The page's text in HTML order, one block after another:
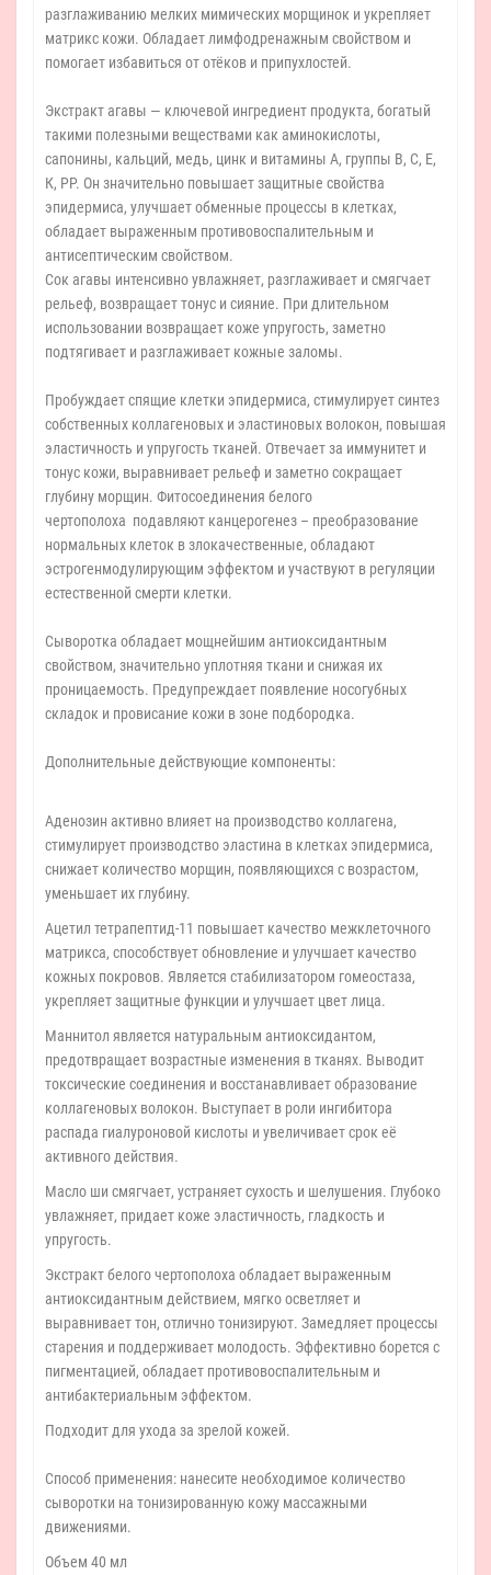
разглаживанию мелких мимических морщинок и укрепляет
матрикс кожи. Обладает лимфодренажным свойством и
помогает избавиться от отёков и припухлостей.
Экстракт агавы — ключевой ингредиент продукта, богатый
такими полезными веществами как аминокислоты,
сапонины, кальций, медь, цинк и витамины А, группы В, С, Е,
К, РР. Он значительно повышает защитные свойства
эпидермиса, улучшает обменные процессы в клетках,
обладает выраженным противовоспалительным и
антисептическим свойством.
Сок агавы интенсивно увлажняет, разглаживает и смягчает
рельеф, возвращает тонус и сияние. При длительном
использовании возвращает коже упругость, заметно
подтягивает и разглаживает кожные заломы.
Пробуждает спящие клетки эпидермиса, стимулирует синтез
собственных коллагеновых и эластиновых волокон, повышая
эластичность и упругость тканей. Отвечает за иммунитет и
тонус кожи, выравнивает рельеф и заметно сокращает
глубину морщин. Фитосоединения белого
чертополоха подавляют канцерогенез – преобразование
нормальных клеток в злокачественные, обладают
эстрогенмодулирующим эффектом и участвуют в регуляции
естественной смерти клетки.
Сыворотка обладает мощнейшим антиоксидантным
свойством, значительно уплотняя ткани и снижая их
проницаемость. Предупреждает появление носогубных
складок и провисание кожи в зоне подбородка.
Дополнительные действующие компоненты:
Аденозин активно влияет на производство коллагена,
стимулирует производство эластина в клетках эпидермиса,
снижает количество морщин, появляющихся с возрастом,
уменьшает их глубину.
Ацетил тетрапептид-11 повышает качество межклеточного
матрикса, способствует обновление и улучшает качество
кожных покровов. Является стабилизатором гомеостаза,
укрепляет защитные функции и улучшает цвет лица.
Маннитол является натуральным антиоксидантом,
предотвращает возрастные изменения в тканях. Выводит
токсические соединения и восстанавливает образование
коллагеновых волокон. Выступает в роли ингибитора
распада гиалуроновой кислоты и увеличивает срок её
активного действия.
Масло ши смягчает, устраняет сухость и шелушения. Глубоко
увлажняет, придает коже эластичность, гладкость и
упругость.
Экстракт белого чертополоха обладает выраженным
антиоксидантным действием, мягко осветляет и
выравнивает тон, отлично тонизируют. Замедляет процессы
старения и поддерживает молодость. Эффективно борется с
пигментацией, обладает противовоспалительным и
антибактериальным эффектом.
Подходит для ухода за зрелой кожей.
Способ применения: нанесите необходимое количество
сыворотки на тонизированную кожу массажными
движениями.
Объем 40 мл